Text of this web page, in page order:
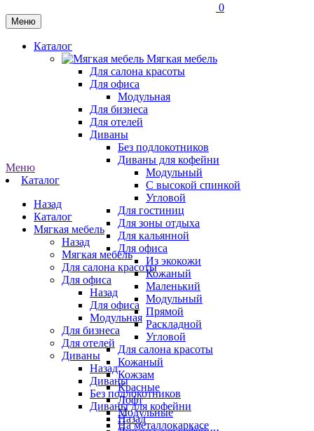
0
Меню
Каталог
Мягкая мебель
Для салона красоты
Для офиса
Модульная
Для бизнеса
Для отелей
Диваны
Без подлокотников
Диваны для кофейни
Модульный
С высокой спинкой
Угловой
Для гостиниц
Для зоны отдыха
Для кальянной
Для офиса
Из экокожи
Кожаный
Маленький
Модульный
Прямой
Раскладной
Угловой
Для салона красоты
Кожаный
Кожзам
Красные
Лофт
Модульные
На металлокаркасе
Меню
Каталог
Назад
Каталог
Мягкая мебель
Назад
Мягкая мебель
Для салона красоты
Для офиса
Назад
Для офиса
Модульная
Для бизнеса
Для отелей
Диваны
Назад
Диваны
Без подлокотников
Диваны для кофейни
Назад